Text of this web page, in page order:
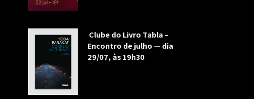
Clube do Livro Tabla –
Encontro de julho — dia
29/07, às 19h30